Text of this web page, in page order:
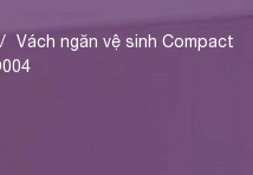
/ Vách ngăn vệ sinh Compact